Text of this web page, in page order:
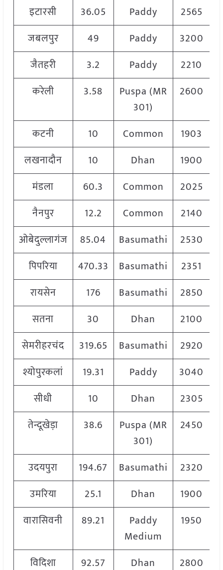
इटारसी
36.05 Paddy
2565
जबलपुर
49 Paddy 3200
जैतहरी
3.2 Paddy 2210
करेली
3.58
Puspa (MR
301)
2600
कटनी 10 Common 1903
लखनादौन
10 Dhan 1900
मंडला
60.3 Common 2025
नैनपुर
12.2 Common 2140
ओबेदुल्लागंज
85.04 Basumathi 2530
पिपरिया
470.33 Basumathi
2351
रायसेन
176 Basumathi 2850
सतना
30 Dhan 2100
सेमरीहरचंद
319.65 Basumathi 2920
श्योपुरकलां
19.31 Paddy 3040
सीधी
10 Dhan 2305
तेन्दूखेड़ा
38.6
Puspa (MR
301)
2450
उदयपुरा 194.67 Basumathi
2320
उमरिया
25.1 Dhan 1900
वारासिवनी
89.21
Paddy
Medium
1950
विदिशा 92.57 Dhan 2800